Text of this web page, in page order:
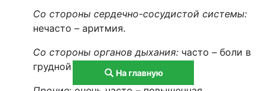
Со стороны сердечно-сосудистой системы:
нечасто – аритмия.
Со стороны органов дыхания: часто – боли в
грудной клетке.
На главную